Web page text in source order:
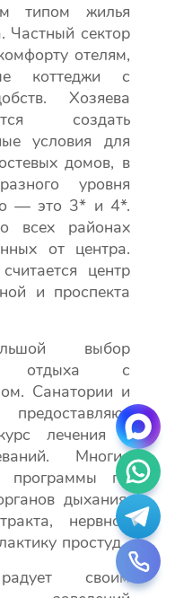
типом жилья
Частный сектор
отелям,
коттеджи с
Хозяева
создать
условия для
домов, в
уровня
— это 3* и 4*.
всех районах
от центра.
центр
и проспекта
выбор
отдыха с
Санатории и
лечения и
Многие
программы по
дыхания,
нервной
простуд.
своим